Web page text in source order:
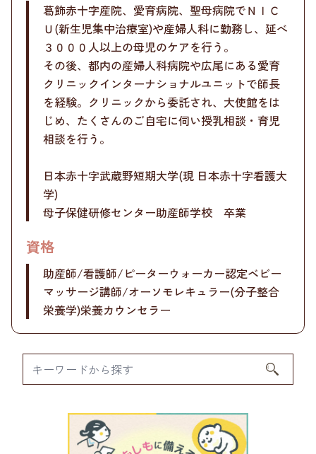
葛飾赤十字産院、愛育病院、聖母病院でＮＩＣ
Ｕ(新生児集中治療室)や産婦人科に勤務し、延べ
３０００人以上の母児のケアを行う。
その後、都内の産婦人科病院や広尾にある愛育
クリニックインターナショナルユニットで師長
を経験。クリニックから委託され、大使館をは
じめ、たくさんのご自宅に伺い授乳相談・育児
相談を行う。
日本赤十字武蔵野短期大学(現 日本赤十字看護大
学)
母子保健研修センター助産師学校 卒業
資格
助産師/看護師/ピーターウォーカー認定ベビー
マッサージ講師/オーソモレキュラー(分子整合
栄養学)栄養カウンセラー